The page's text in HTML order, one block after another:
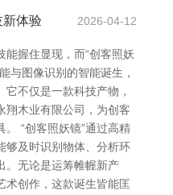
体验 2026-04-12
握住显现，而“创客照妖
与图像识别的智能诞生，
不仅是一款科技产物，
翔木业有限公司，为创客
“创客照妖镜”通过高精
够及时识别物体、分析环
。无论是运筹帷幄新产
术创作，这款诞生皆能匡